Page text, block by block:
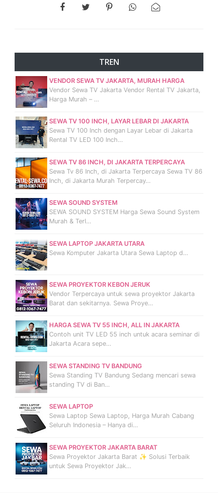
TREN
VENDOR SEWA TV JAKARTA, MURAH HARGA
Vendor Sewa TV Jakarta Vendor Rental TV Jakarta,
Harga Murah – …
SEWA TV 100 INCH, LAYAR LEBAR DI JAKARTA
Sewa TV 100 Inch dengan Layar Lebar di Jakarta
Rental TV LED 100 Inch…
SEWA TV 86 INCH, DI JAKARTA TERPERCAYA
Sewa Tv 86 Inch, di Jakarta Terpercaya Sewa TV 86
Inch, di Jakarta Murah Terpercay…
SEWA SOUND SYSTEM
SEWA SOUND SYSTEM Harga Sewa Sound System
Murah & Terl…
SEWA LAPTOP JAKARTA UTARA
Sewa Komputer Jakarta Utara Sewa Laptop d…
SEWA PROYEKTOR KEBON JERUK
Vendor Terpercaya untuk sewa proyektor Jakarta
Barat dan sekitarnya. Sewa Proye…
HARGA SEWA TV 55 INCH, ALL IN JAKARTA
Contoh unit TV LED 55 inch untuk acara seminar di
Jakarta Acara sepe…
SEWA STANDING TV BANDUNG
Sewa Standing TV Bandung Sedang mencari sewa
standing TV di Ban…
SEWA LAPTOP
Sewa Laptop Sewa Laptop, Harga Murah Cabang
Seluruh Indonesia – Hanya di…
SEWA PROYEKTOR JAKARTA BARAT
Sewa Proyektor Jakarta Barat ✨ Solusi Terbaik
untuk Sewa Proyektor Jak…